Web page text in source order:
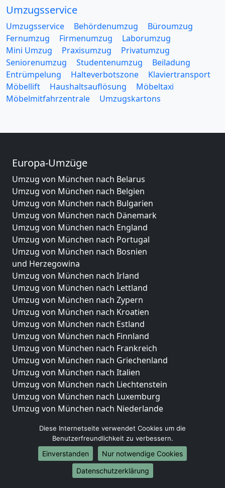
Umzugsservice
Umzugsservice Behördenumzug
Büroumzug
Fernumzug
Firmenumzug
Laborumzug
Mini Umzug
Praxisumzug
Privatumzug
Seniorenumzug
Studentenumzug
Beiladung
Entrümpelung
Halteverbotszone
Klaviertransport
Möbellift
Haushaltsauflösung
Möbeltaxi
Möbelmitfahrzentrale
Umzugskartons
Europa-Umzüge
Umzug von München nach Belarus
Umzug von München nach Belgien
Umzug von München nach Bulgarien
Umzug von München nach Dänemark
Umzug von München nach England
Umzug von München nach Portugal
Umzug von München nach Bosnien
und Herzegowina
Umzug von München nach Irland
Umzug von München nach Lettland
Umzug von München nach Zypern
Umzug von München nach Kroatien
Umzug von München nach Estland
Umzug von München nach Finnland
Umzug von München nach Frankreich
Umzug von München nach Griechenland
Umzug von München nach Italien
Umzug von München nach Liechtenstein
Umzug von München nach Luxemburg
Umzug von München nach Niederlande
Umzüge-Deutschlandweit
Umzug von München nach Berlin
Umzug von München nach Hamburg
Umzug von München nach München
Diese Internetseite verwendet Cookies um die
Benutzerfreundlichkeit zu verbessern.
Einverstanden
Nur notwendige Cookies
Datenschutzerklärung